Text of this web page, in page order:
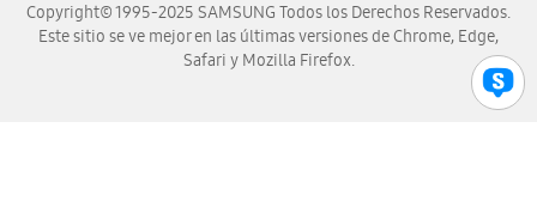
Copyright© 1995-2025 SAMSUNG Todos los Derechos Reservados.
Este sitio se ve mejor en las últimas versiones de Chrome, Edge,
Safari y Mozilla Firefox.